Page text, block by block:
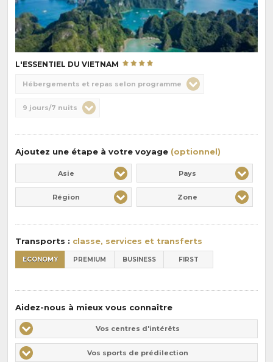
L'ESSENTIEL DU VIETNAM
:
Hébergements et repas selon programme
Durée
9 jours/7 nuits
Ajoutez une étape à votre voyage (optionnel)
Asie Pays
Région Zone
Transports : classe, services et transferts
ECONOMY PREMIUM BUSINESS FIRST
Aidez-nous à mieux vous connaître
Vos
centres
d'intérêts
Vos centres d'intérêts
Vos
Vos sports de prédilection